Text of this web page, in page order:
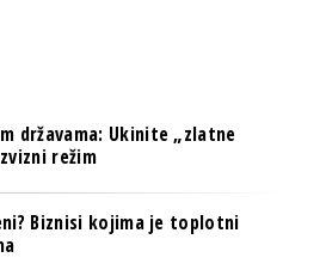
državama: Ukinite „zlatne
režim
Biznisi kojima je toplotni